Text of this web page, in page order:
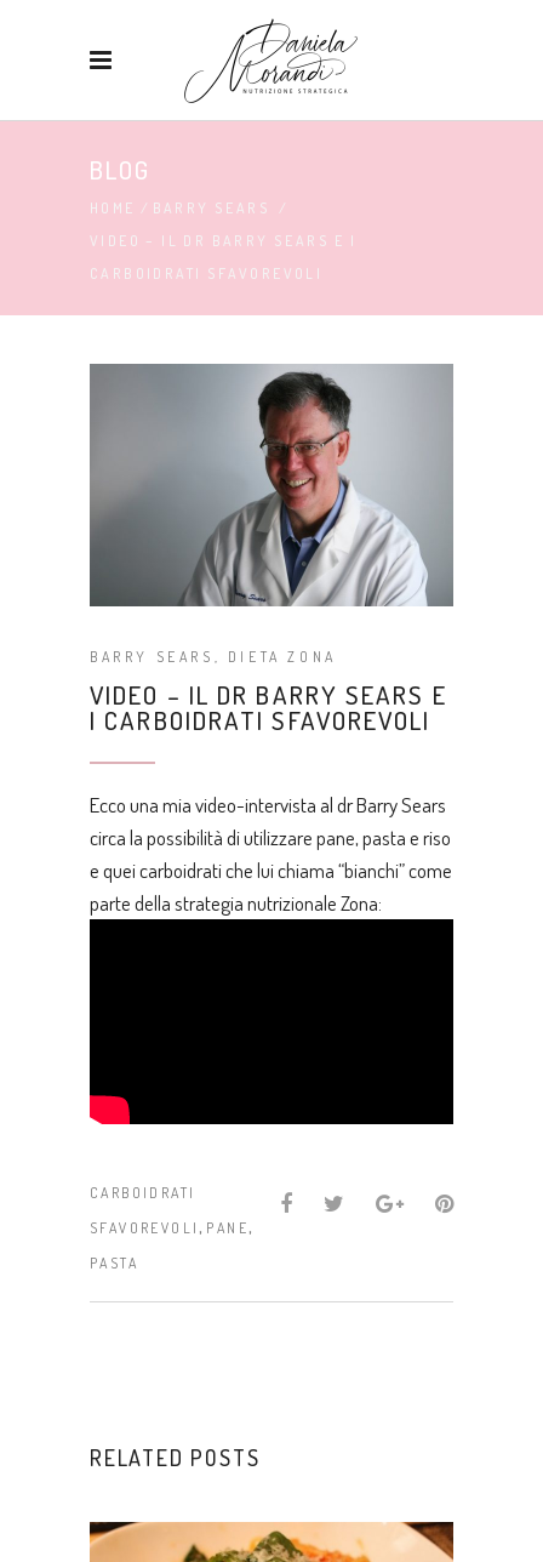
BLOG
HOME / BARRY SEARS
/
VIDEO – IL DR BARRY SEARS E I
CARBOIDRATI SFAVOREVOLI
BARRY SEARS DIETA ZONA
VIDEO – IL DR BARRY SEARS E
I CARBOIDRATI SFAVOREVOLI
Ecco una mia video-intervista al dr Barry Sears
circa la possibilità di utilizzare pane, pasta e riso
e quei carboidrati che lui chiama “bianchi” come
parte della strategia nutrizionale Zona:
CARBOIDRATI
SFAVOREVOLI , PANE ,
PASTA
RELATED POSTS